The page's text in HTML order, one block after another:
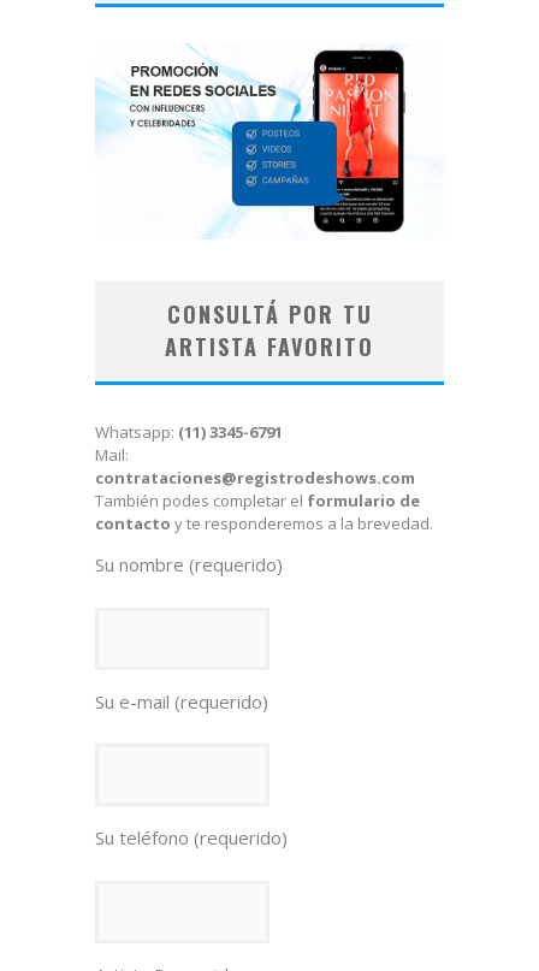
CONSULTÁ POR TU
ARTISTA FAVORITO
Whatsapp: (11) 3345-6791
Mail:
contrataciones@registrodeshows.com
También podes completar el formulario de
contacto y te responderemos a la brevedad.
Su nombre (requerido)
Su e-mail (requerido)
Su teléfono (requerido)